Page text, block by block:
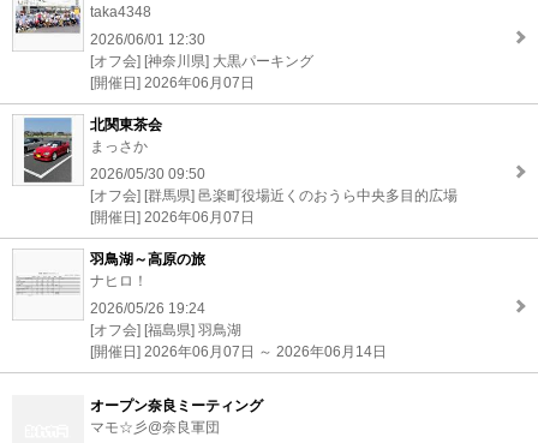
taka4348
2026/06/01 12:30
[オフ会] [神奈川県] 大黒パーキング
[開催日] 2026年06月07日
北関東茶会
まっさか
2026/05/30 09:50
[オフ会] [群馬県] 邑楽町役場近くのおうら中央多目的広場
[開催日] 2026年06月07日
羽鳥湖～高原の旅
ナヒロ！
2026/05/26 19:24
[オフ会] [福島県] 羽鳥湖
[開催日] 2026年06月07日 ～ 2026年06月14日
オープン奈良ミーティング
マモ☆彡@奈良軍団